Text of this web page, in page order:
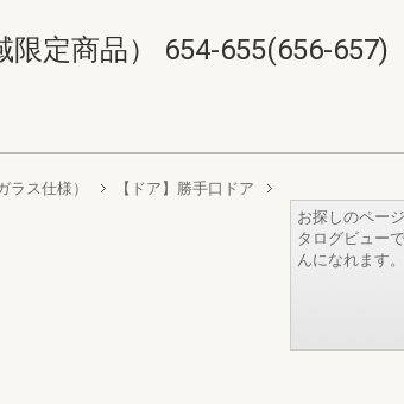
限定商品） 654-655(656-657)
ラス仕様） 【ドア】勝手口ドア
お探しのペー
タログビュー
んになれます。